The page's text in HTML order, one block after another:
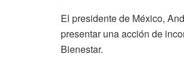
El presidente de México,
presentar una acción de
Bienestar.